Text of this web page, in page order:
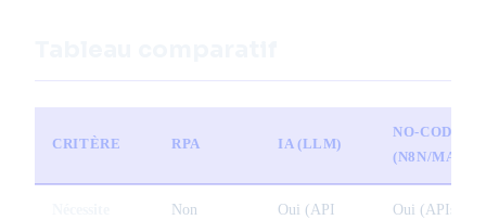
CRITÈRE RPA IA (LLM)
NO-CODE
(N8N/MAKE)
Non
Oui (API
Oui (APIs des